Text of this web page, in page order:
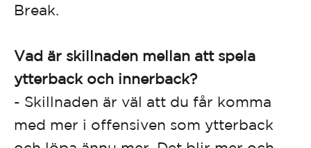
Break.
Vad är skillnaden mellan att spela
ytterback och innerback?
- Skillnaden är väl att du får komma
med mer i offensiven som ytterback